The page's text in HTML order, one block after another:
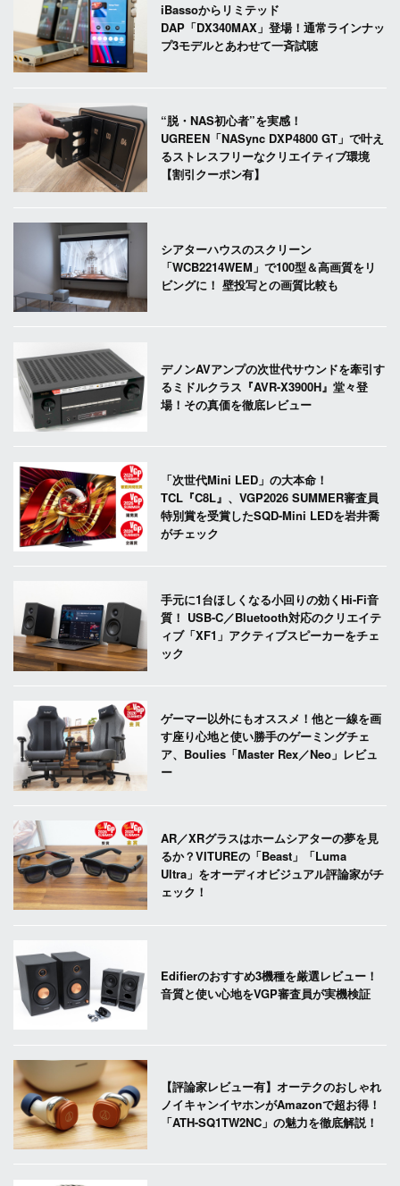
iBassoからリミテッド
DAP「DX340MAX」登場！通常ラインナッ
プ3モデルとあわせて一斉試聴
“脱・NAS初心者”を実感！
UGREEN「NASync DXP4800 GT」で叶え
るストレスフリーなクリエイティブ環境
【割引クーポン有】
シアターハウスのスクリーン
「WCB2214WEM」で100型＆高画質をリ
ビングに！ 壁投写との画質比較も
デノンAVアンプの次世代サウンドを牽引す
るミドルクラス『AVR-X3900H』堂々登
場！その真価を徹底レビュー
「次世代Mini LED」の大本命！
TCL『C8L』、VGP2026 SUMMER審査員
特別賞を受賞したSQD-Mini LEDを岩井喬
がチェック
手元に1台ほしくなる小回りの効くHi-Fi音
質！ USB-C／Bluetooth対応のクリエイテ
ィブ「XF1」アクティブスピーカーをチェ
ック
ゲーマー以外にもオススメ！他と一線を画
す座り心地と使い勝手のゲーミングチェ
ア、Boulies「Master Rex／Neo」レビュ
ー
AR／XRグラスはホームシアターの夢を見
るか？VITUREの「Beast」「Luma
Ultra」をオーディオビジュアル評論家がチ
ェック！
Edifierのおすすめ3機種を厳選レビュー！
音質と使い心地をVGP審査員が実機検証
【評論家レビュー有】オーテクのおしゃれ
ノイキャンイヤホンがAmazonで超お得！
「ATH-SQ1TW2NC」の魅力を徹底解説！